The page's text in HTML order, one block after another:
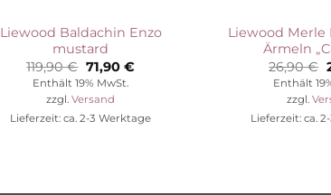
Liewood Baldachin Enzo
mustard
119,90€ Ursprünglicher
Preis
war:
119,90 €
71,90 €Aktueller
Enthält 19% MwSt.
zzgl.Versand
Lieferzeit: ca. 2-3 Werktage
Liewood Merle
Ärmeln
26,90€
Enthält
zzgl.
Lieferzeit: ca.